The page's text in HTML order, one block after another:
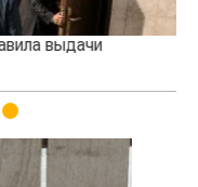
выдачи
5